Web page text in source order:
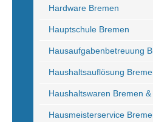
Hardware Bremen
Hauptschule Bremen
Hausaufgabenbetreuung
Haushaltsauflösung
Haushaltswaren Bremen
Hausmeisterservice